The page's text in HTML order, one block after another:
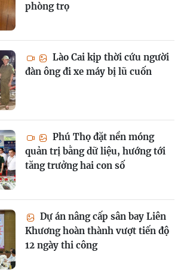
phòng trọ
Lào Cai kịp thời cứu người
đàn ông đi xe máy bị lũ cuốn
Phú Thọ đặt nền móng
quản trị bằng dữ liệu, hướng tới
tăng trưởng hai con số
Dự án nâng cấp sân bay Liên
Khương hoàn thành vượt tiến độ
12 ngày thi công